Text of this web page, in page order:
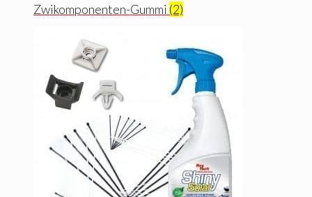
Zwikomponenten-Gummi (2)